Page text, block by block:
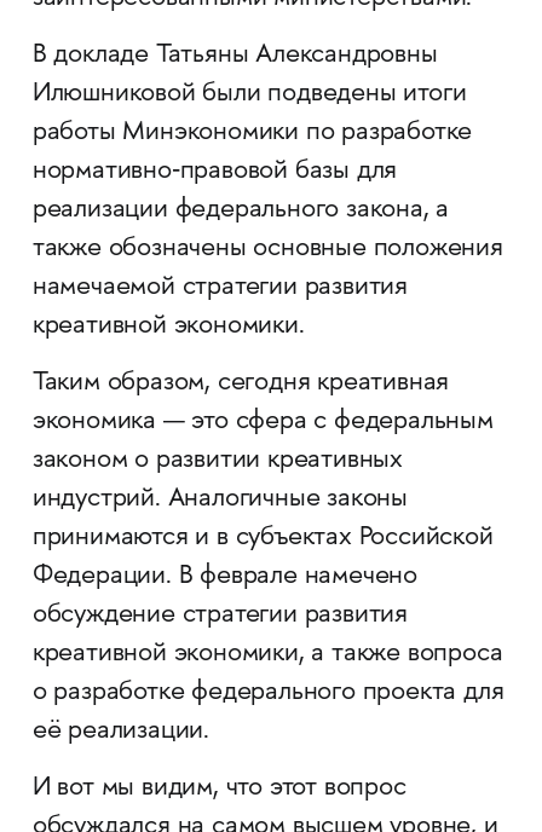
В докладе Татьяны Александровны
Илюшниковой были подведены итоги
работы Минэкономики по разработке
нормативно‑правовой базы для
реализации федерального закона, а
также обозначены основные положения
намечаемой стратегии развития
креативной экономики.
Таким образом, сегодня креативная
экономика — это сфера с федеральным
законом о развитии креативных
индустрий. Аналогичные законы
принимаются и в субъектах Российской
Федерации. В феврале намечено
обсуждение стратегии развития
креативной экономики, а также вопроса
о разработке федерального проекта для
её реализации.
И вот мы видим, что этот вопрос